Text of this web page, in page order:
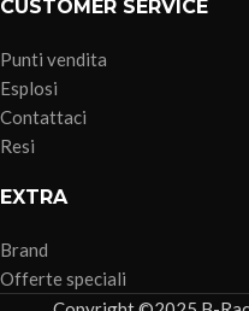
CUSTOMER SERVICE
Punti vendita
Esplosi
Contattaci
Resi
EXTRA
Brand
Offerte speciali